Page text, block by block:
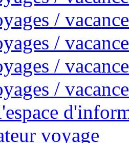
/
/
/
/
voyage